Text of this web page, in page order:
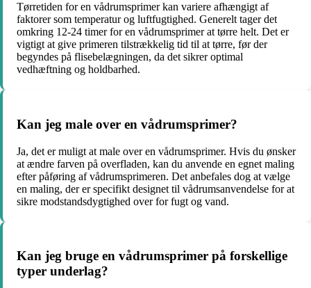
Tørretiden for en vådrumsprimer kan variere afhængigt af
faktorer som temperatur og luftfugtighed. Generelt tager det
omkring 12-24 timer for en vådrumsprimer at tørre helt. Det er
vigtigt at give primeren tilstrækkelig tid til at tørre, før der
begyndes på flisebelægningen, da det sikrer optimal
vedhæftning og holdbarhed.
Kan jeg male over en vådrumsprimer?
Ja, det er muligt at male over en vådrumsprimer. Hvis du ønsker
at ændre farven på overfladen, kan du anvende en egnet maling
efter påføring af vådrumsprimeren. Det anbefales dog at vælge
en maling, der er specifikt designet til vådrumsanvendelse for at
sikre modstandsdygtighed over for fugt og vand.
Kan jeg bruge en vådrumsprimer på forskellige
typer underlag?